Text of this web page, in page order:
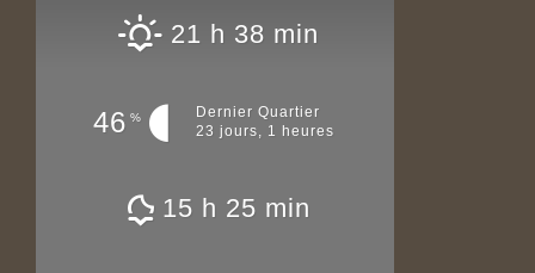
21 h 38 min
46 %
Dernier Quartier
23 jours, 1 heures
15 h 25 min